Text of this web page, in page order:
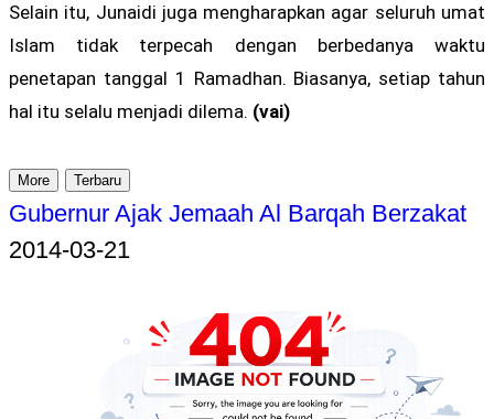
Selain itu, Junaidi juga mengharapkan agar seluruh umat
Islam tidak terpecah dengan berbedanya waktu
penetapan tanggal 1 Ramadhan. Biasanya, setiap tahun
hal itu selalu menjadi dilema. (vai)
More Terbaru
Gubernur Ajak Jemaah Al Barqah Berzakat
2014-03-21